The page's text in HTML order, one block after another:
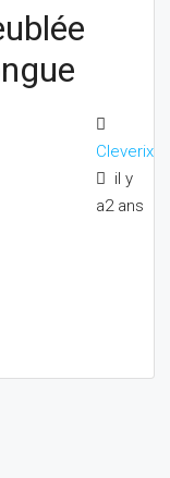
Cleverix
il y
a2 ans